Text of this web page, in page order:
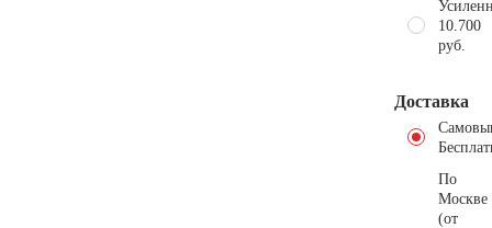
10.700
руб.
Доставка
По
Москве
(от